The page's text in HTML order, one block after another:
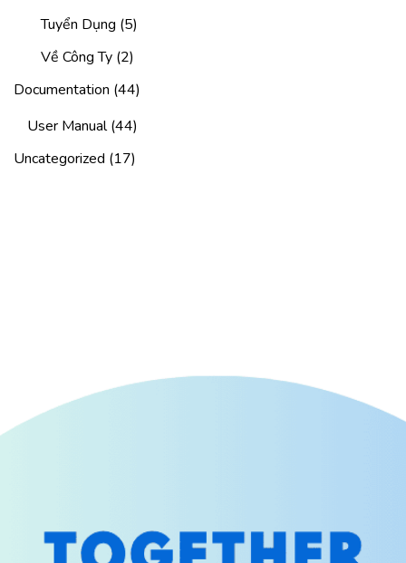
Tuyển Dụng (5)
Về Công Ty (2)
Documentation (44)
User Manual(44)
Uncategorized (17)